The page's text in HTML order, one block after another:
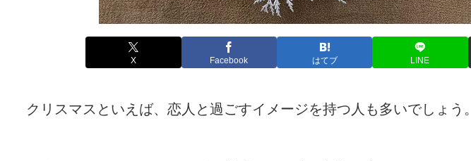
X Facebook はてブ LINE
クリスマスといえば、恋人と過ごすイメージを持つ人も多いでしょう。